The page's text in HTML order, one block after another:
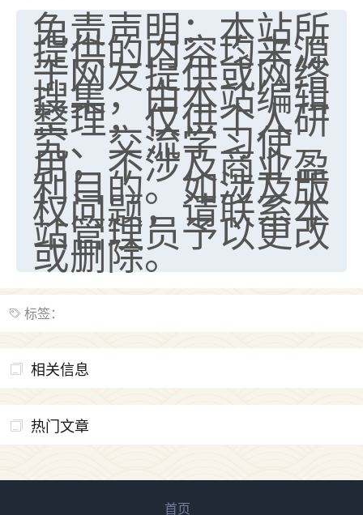
免责声明：本站所
提供的内容均来源
于网友提供或网络
搜集，由本站编辑
整理，仅供个人研
究、交流学习使
用，不涉及商业盈
利目的。如涉及版
权问题，请联系本
站管理员予以更改
或删除。
标签：
相关信息
热门文章
首页